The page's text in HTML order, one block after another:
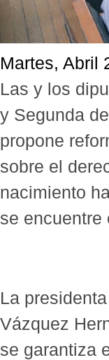
Martes, Abril
Las y los
y Segunda
propone
sobre el
nacimiento
se encuentre
La
Vázquez
se garantiza